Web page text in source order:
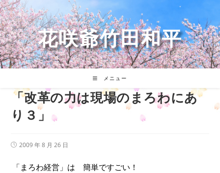
コ
ン
テ
ン
ツ
へ
ス
花咲爺竹田和平
メニュー
「改革の力は現場のまろわにあ
り３」
投 2009 年 8 月 26 日
「まろわ経営」は 簡単ですごい！